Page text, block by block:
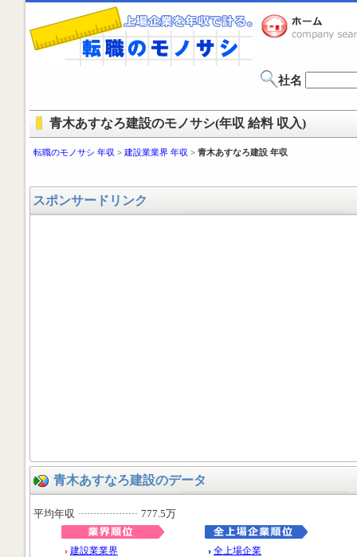
社名
青木あすなろ建設のモノサシ(年収 給料 収入)
転職のモノサシ 年収 > 建設業業界 年収 > 青木あすなろ建設 年収
スポンサードリンク
青木あすなろ建設のデータ
平均年収 777.5万
建設業業界
全上場企業